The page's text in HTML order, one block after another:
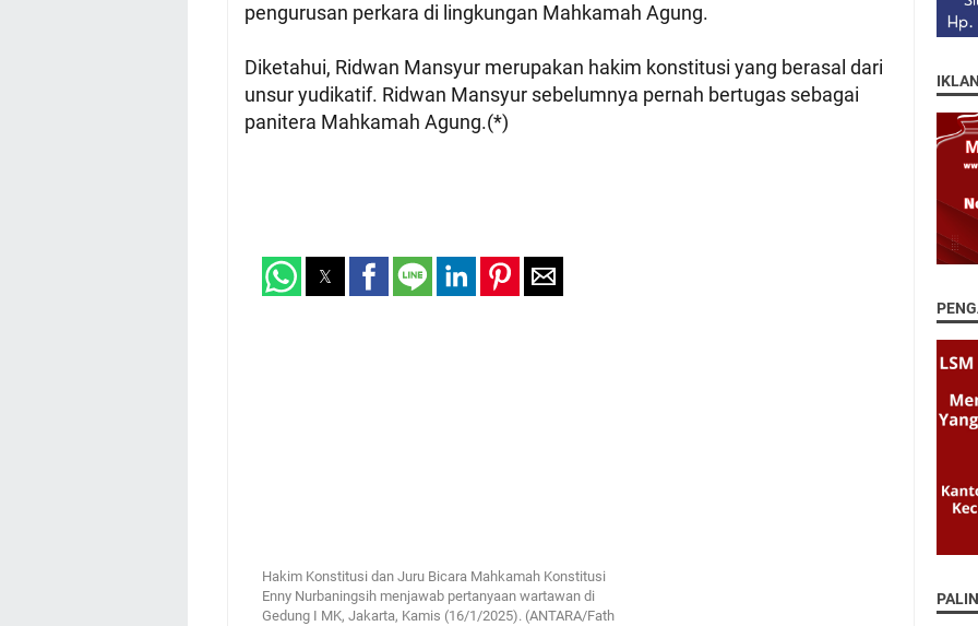
pengurusan perkara di lingkungan Mahkamah Agung.
Diketahui, Ridwan Mansyur merupakan hakim konstitusi yang berasal dari
unsur yudikatif. Ridwan Mansyur sebelumnya pernah bertugas sebagai
panitera Mahkamah Agung.(*)
Hakim Konstitusi dan Juru Bicara Mahkamah Konstitusi
Enny Nurbaningsih menjawab pertanyaan wartawan di
Gedung I MK, Jakarta, Kamis (16/1/2025). (ANTARA/Fath